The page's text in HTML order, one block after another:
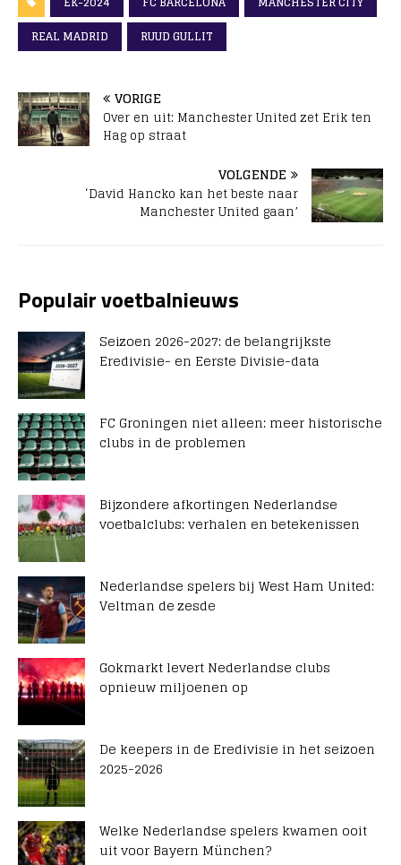
REAL MADRID
RUUD GULLIT
VORIGE
Over en uit: Manchester United zet Erik ten
Hag op straat
VOLGENDE
‘David Hancko kan het beste naar
Manchester United gaan’
Populair voetbalnieuws
Seizoen 2026-2027: de belangrijkste
Eredivisie- en Eerste Divisie-data
FC Groningen niet alleen: meer historische
clubs in de problemen
Bijzondere afkortingen Nederlandse
voetbalclubs: verhalen en betekenissen
Nederlandse spelers bij West Ham United:
Veltman de zesde
Gokmarkt levert Nederlandse clubs
opnieuw miljoenen op
De keepers in de Eredivisie in het seizoen
2025-2026
Welke Nederlandse spelers kwamen ooit
uit voor Bayern München?